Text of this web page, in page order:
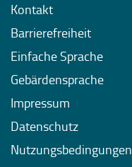
Kontakt
Barrierefreiheit
Einfache Sprache
Gebärdensprache
Impressum
Datenschutz
Nutzungsbedingungen